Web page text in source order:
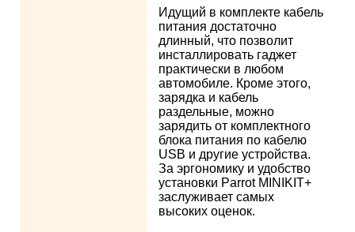
Идущий в комплекте кабель
питания достаточно
длинный, что позволит
инсталлировать гаджет
практически в любом
автомобиле. Кроме этого,
зарядка и кабель
раздельные, можно
зарядить от комплектного
блока питания по кабелю
USB и другие устройства.
За эргономику и удобство
установки Parrot MINIKIT+
заслуживает самых
высоких оценок.